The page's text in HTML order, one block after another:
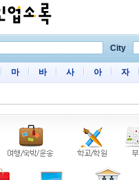
City
마 바 사 아 자